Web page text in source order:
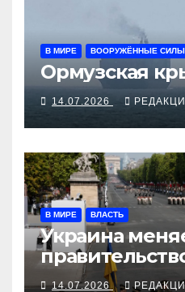
В МИРЕ ВООРУЖЁННЫЕ СИЛЫ
Ормузская
14.07.2026
В МИРЕ ВЛАСТЬ
Украина
маршируют в
14.07.2026